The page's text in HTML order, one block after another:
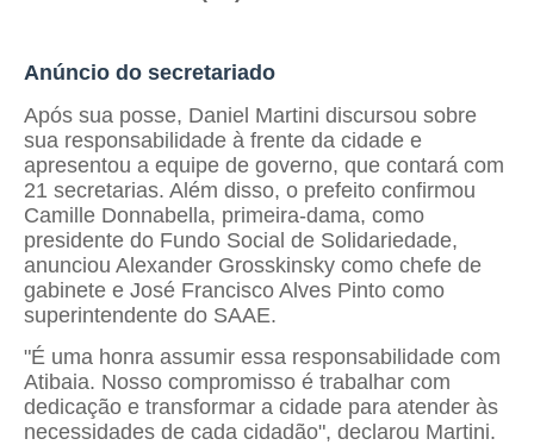
Anúncio do secretariado
Após sua posse, Daniel Martini discursou sobre
sua responsabilidade à frente da cidade e
apresentou a equipe de governo, que contará com
21 secretarias. Além disso, o prefeito confirmou
Camille Donnabella, primeira-dama, como
presidente do Fundo Social de Solidariedade,
anunciou Alexander Grosskinsky como chefe de
gabinete e José Francisco Alves Pinto como
superintendente do SAAE.
"É uma honra assumir essa responsabilidade com
Atibaia. Nosso compromisso é trabalhar com
dedicação e transformar a cidade para atender às
necessidades de cada cidadão", declarou Martini.